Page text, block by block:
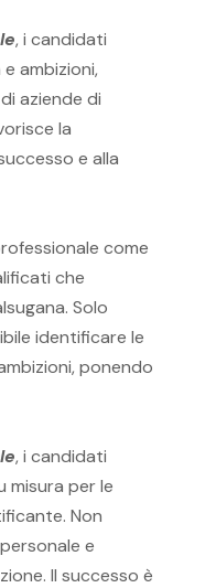
, i candidati
ambizioni,
aziende di
la
e alla
come
che
Solo
identificare le
ponendo
, i candidati
misura per le
Non
personale e
Il successo è